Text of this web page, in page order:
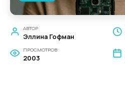
АВТОР
Эллина Гофман
ПРОСМОТРОВ
2003